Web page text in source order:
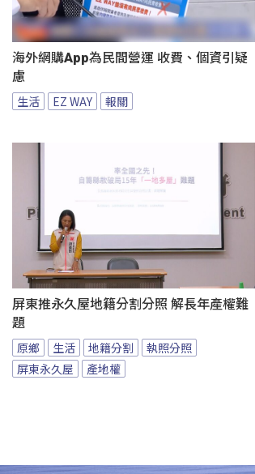
海外網購App為民間營運 收費、個資引疑
慮
生活 EZ WAY 報關
屏東推永久屋地籍分割分照 解長年產權難
題
原鄉 生活 地籍分割
執照分照
屏東永久屋
產地權